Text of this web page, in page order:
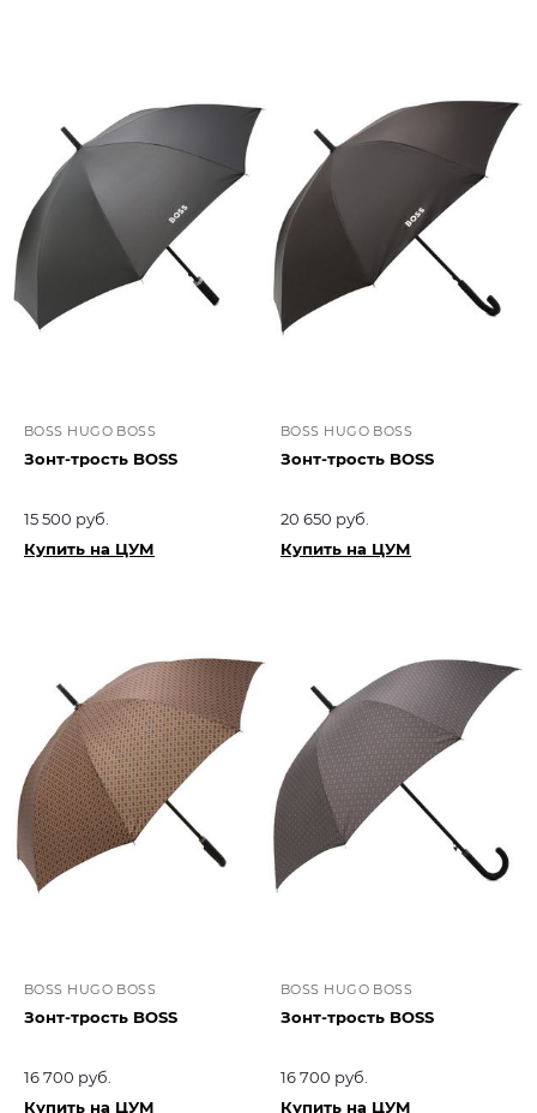
BOSS HUGO BOSS
Зонт-трость BOSS
15 500 руб.
Купить на ЦУМ
BOSS HUGO BOSS
Зонт-трость BOSS
20 650 руб.
Купить на ЦУМ
BOSS HUGO BOSS
Зонт-трость BOSS
16 700 руб.
Купить на ЦУМ
BOSS HUGO BOSS
Зонт-трость BOSS
16 700 руб.
Купить на ЦУМ